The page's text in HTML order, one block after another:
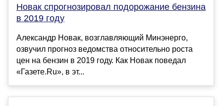
Новак спрогнозировал подорожание бензина
в 2019 году
Александр Новак, возглавляющий Минэнерго,
озвучил прогноз ведомства относительно роста
цен на бензин в 2019 году. Как Новак поведал
«Газете.Ru», в эт...